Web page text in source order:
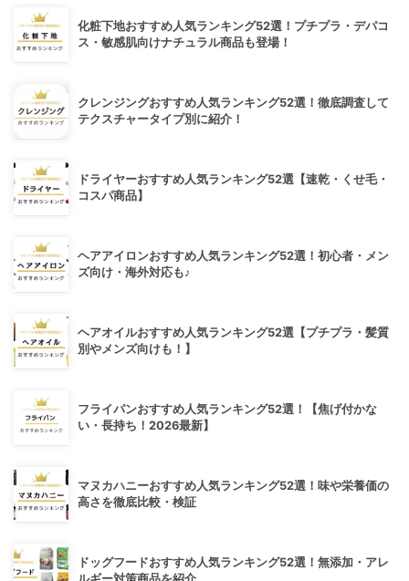
化粧下地おすすめ人気ランキング52選！プチプラ・デパコ
ス・敏感肌向けナチュラル商品も登場！
クレンジングおすすめ人気ランキング52選！徹底調査して
テクスチャータイプ別に紹介！
ドライヤーおすすめ人気ランキング52選【速乾・くせ毛・
コスパ商品】
ヘアアイロンおすすめ人気ランキング52選！初心者・メン
ズ向け・海外対応も♪
ヘアオイルおすすめ人気ランキング52選【プチプラ・髪質
別やメンズ向けも！】
フライパンおすすめ人気ランキング52選！【焦げ付かな
い・長持ち！2026最新】
マヌカハニーおすすめ人気ランキング52選！味や栄養価の
高さを徹底比較・検証
ドッグフードおすすめ人気ランキング52選！無添加・アレ